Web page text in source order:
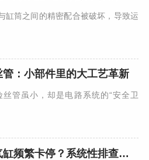
缸筒之间的精密配合被破坏，导致运
：小部件里的大工艺革新
管虽小，却是电路系统的“安全卫
海尔曼超声波焊接机气缸频繁卡停？系统性排查与专业解决方案